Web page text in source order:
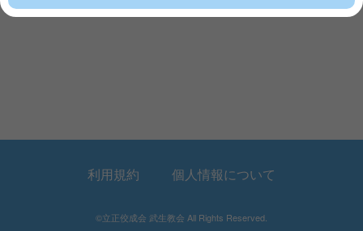
利用規約 個人情報について
©立正佼成会 武生教会 All Rights Reserved.